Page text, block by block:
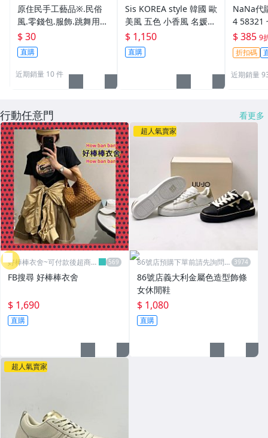
原住民手工藝品※.民俗
風.零錢包.服飾.跳舞用手
環手練鈴鐺...衣服
$ 30
直購
近期銷量 10 件
Sis KOREA style 韓國 歐
美風 五色 小香風 名媛
氣質毛呢小方包 約會逛
街 手提包 鏈條包
$ 1,150
直購
NaNa代
4 58321
包 麻將
背包 小
出行必
$ 385 9
折扣碼
近期銷量
行動任意門 看更多
好棒棒衣舍~可付款後超商取
貨
FB搜尋 好棒棒衣舍
$ 1,690
直購
超人氣賣家
86號店預購下單前請先詢問數
86號店義大利金屬色造型飾條
女休閒鞋
$ 1,080
直購
超人氣賣家